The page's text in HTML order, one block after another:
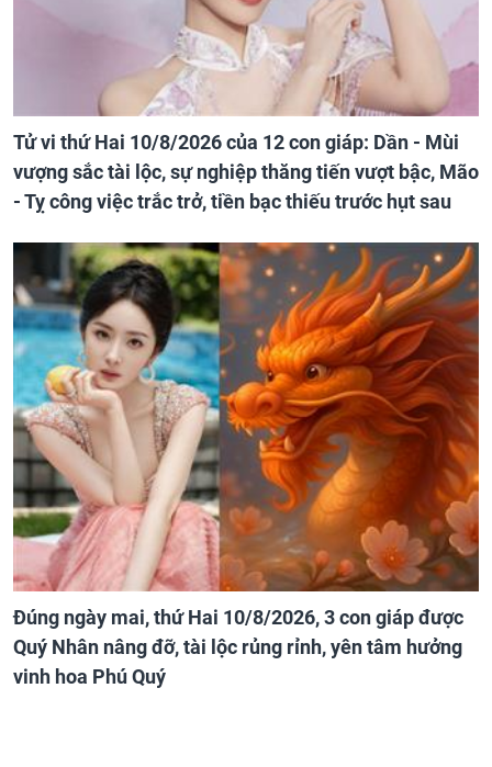
Tử vi thứ Hai 10/8/2026 của 12 con giáp: Dần - Mùi
vượng sắc tài lộc, sự nghiệp thăng tiến vượt bậc, Mão
- Tỵ công việc trắc trở, tiền bạc thiếu trước hụt sau
Đúng ngày mai, thứ Hai 10/8/2026, 3 con giáp được
Quý Nhân nâng đỡ, tài lộc rủng rỉnh, yên tâm hưởng
vinh hoa Phú Quý